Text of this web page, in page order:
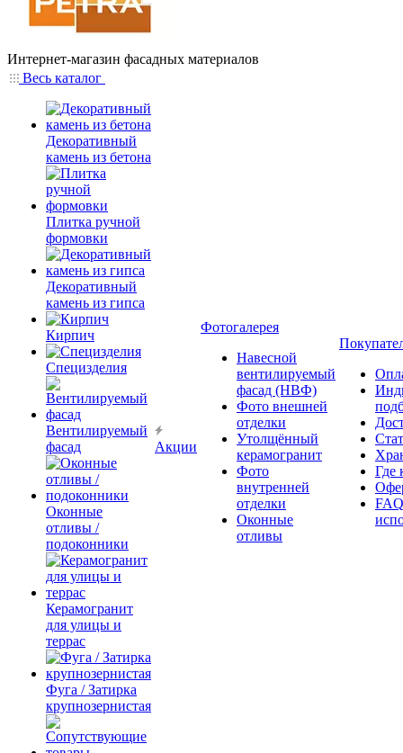
Интернет-магазин фасадных материалов
Весь каталог
Декоративный
камень из бетона
Плитка ручной
формовки
Декоративный
камень из гипса
Кирпич
Специзделия
Вентилируемый
фасад
Оконные
отливы /
подоконники
Керамогранит
для улицы и
террас
Фуга / Затирка
крупнозернистая
Акции
Фотогалерея
Навесной
вентилируемый
фасад (НВФ)
Фото внешней
отделки
Утолщённый
керамогранит
Фото
внутренней
отделки
Оконные
отливы
Где